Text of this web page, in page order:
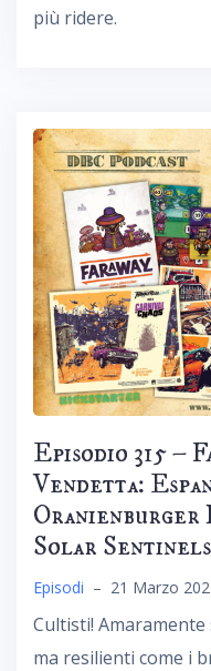
più ridere.
Episodio 315 –
Vendetta:
Oranienburger
Solar Sentinels
Episodi – 21 Marzo
Cultisti!
ma resilienti come i